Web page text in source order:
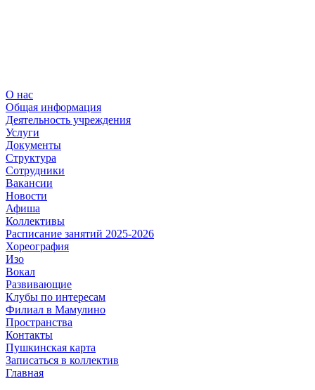
О нас
Общая информация
Деятельность учреждения
Услуги
Документы
Структура
Сотрудники
Вакансии
Новости
Афиша
Коллективы
Расписание занятий 2025-2026
Хореография
Изо
Вокал
Развивающие
Клубы по интересам
Филиал в Мамулино
Пространства
Контакты
Пушкинская карта
Записаться в коллектив
Главная